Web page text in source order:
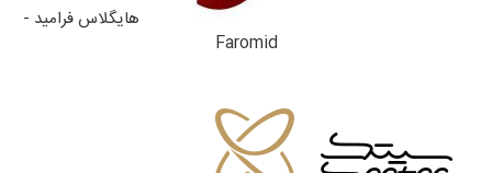
هایگلاس فرامید -
Faromid